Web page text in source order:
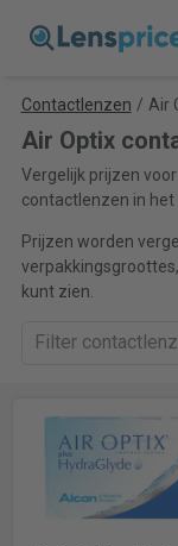
Contactlenzen / Air
Air Optix
Vergelijk prijzen
contactlenzen in het
Prijzen worden
kunt zien.